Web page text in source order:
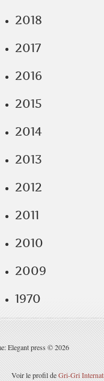
2018
2017
2016
2015
2014
2013
2012
2011
2010
2009
1970
Elegant press © 2026
Voir le profil deGri-Gri